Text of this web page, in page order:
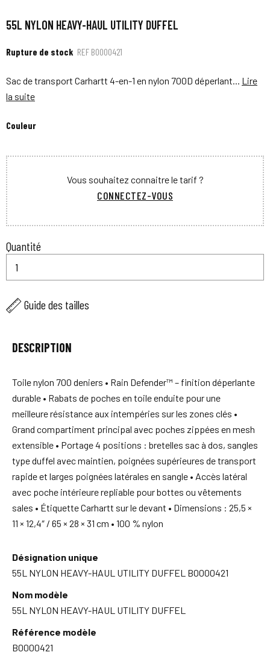
55L NYLON HEAVY-HAUL UTILITY DUFFEL
Rupture de stock REF B0000421
Sac de transport Carhartt 4-en-1 en nylon 700D déperlant... Lire
la suite
Couleur
Vous souhaitez connaitre le tarif ?
CONNECTEZ-VOUS
Quantité
Guide des tailles
DESCRIPTION
Toile nylon 700 deniers • Rain Defender™ – finition déperlante
durable • Rabats de poches en toile enduite pour une
meilleure résistance aux intempéries sur les zones clés •
Grand compartiment principal avec poches zippées en mesh
extensible • Portage 4 positions : bretelles sac à dos, sangles
type duffel avec maintien, poignées supérieures de transport
rapide et larges poignées latérales en sangle • Accès latéral
avec poche intérieure repliable pour bottes ou vêtements
sales • Étiquette Carhartt sur le devant • Dimensions : 25,5 ×
11 × 12,4″ / 65 × 28 × 31 cm • 100 % nylon
Désignation unique
55L NYLON HEAVY-HAUL UTILITY DUFFEL B0000421
Nom modèle
55L NYLON HEAVY-HAUL UTILITY DUFFEL
Référence modèle
B0000421